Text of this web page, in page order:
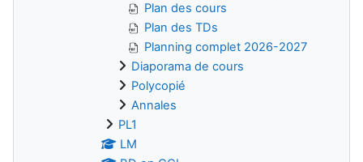
Plan des cours
Plan des TDs
Planning complet 2026-2027
Diaporama de cours
Polycopié
Annales
PL1
LM